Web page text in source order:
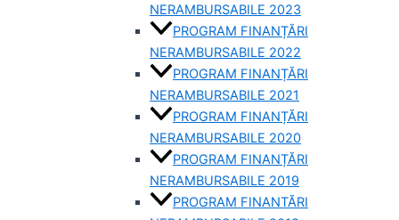
NERAMBURSABILE 2023
PROGRAM FINANȚĂRI
NERAMBURSABILE 2022
PROGRAM FINANȚĂRI
NERAMBURSABILE 2021
PROGRAM FINANȚĂRI
NERAMBURSABILE 2020
PROGRAM FINANȚĂRI
NERAMBURSABILE 2019
PROGRAM FINANTĂRI